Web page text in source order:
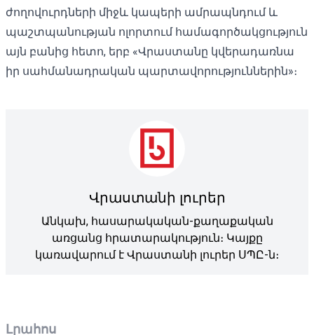
Լրահոս
ժողովուրդների միջև կապերի ամրապնդում և
պաշտպանության ոլորտում համագործակցություն
այն բանից հետո, երբ «Վրաստանը կվերադառնա
իր սահմանադրական պարտավորություններին»։
Վրաստանի լուրեր
Անկախ, հասարակական-քաղաքական
առցանց հրատարակություն։ Կայքը
կառավարում է Վրաստանի լուրեր ՍՊԸ-ն։